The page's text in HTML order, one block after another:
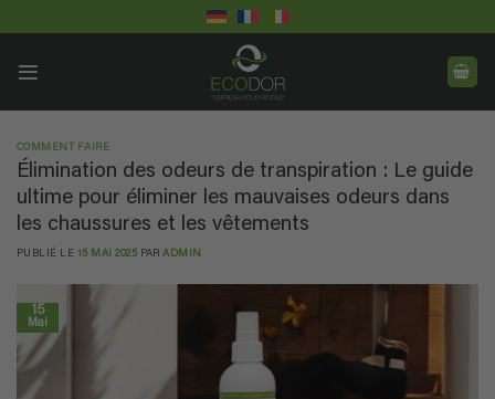
au
COMMENT FAIRE
Élimination des odeurs de transpiration : Le guide
ultime pour éliminer les mauvaises odeurs dans
les chaussures et les vêtements
PUBLIÉ LE 15 MAI 2025 PARADMIN
15
Mai